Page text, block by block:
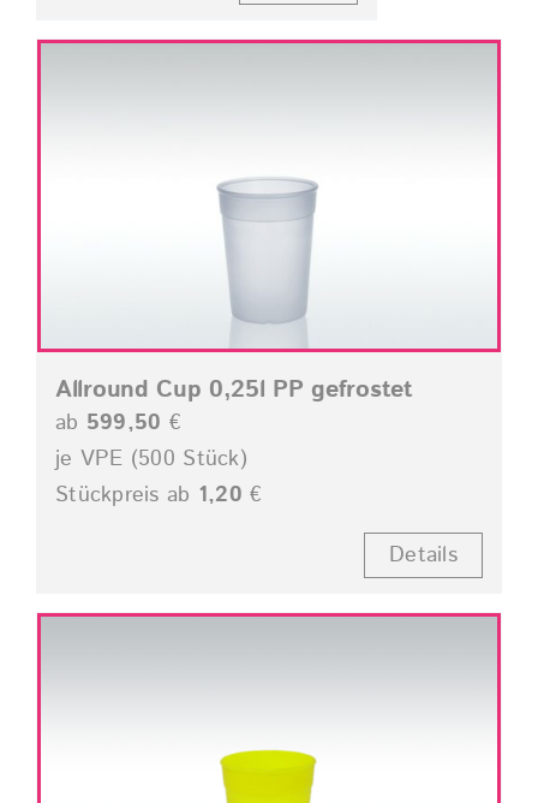
Allround Cup 0,25l PP gefrostet
ab 599,50 €
je VPE (500 Stück)
Stückpreis ab 1,20 €
Details